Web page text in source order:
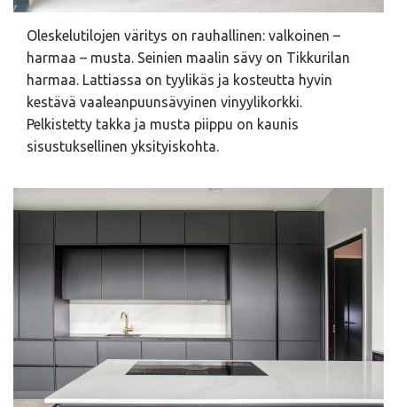
Oleskelutilojen väritys on rauhallinen: valkoinen –
harmaa – musta. Seinien maalin sävy on Tikkurilan
harmaa. Lattiassa on tyylikäs ja kosteutta hyvin
kestävä vaaleanpuunsävyinen vinyylikorkki.
Pelkistetty takka ja musta piippu on kaunis
sisustuksellinen yksityiskohta.